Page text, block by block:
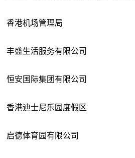
香港机场管理局
丰盛生活服务有限公司
恒安国际集团有限公司
香港迪士尼乐园度假区
启德体育园有限公司